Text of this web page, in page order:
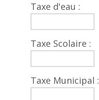
Taxe d'eau :
Taxe Scolaire :
Taxe Municipal :